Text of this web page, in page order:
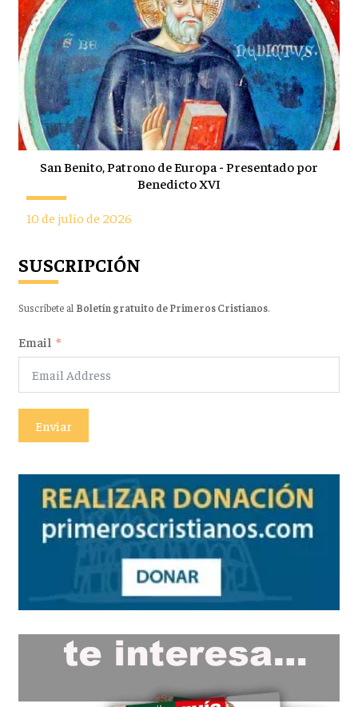
San Benito, Patrono de Europa - Presentado por
Benedicto XVI
10 de julio de 2026
SUSCRIPCIÓN
Suscríbete al Boletín gratuito de Primeros Cristianos.
Email
Enviar